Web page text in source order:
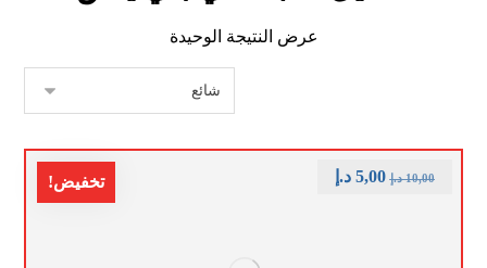
عرض النتيجة الوحيدة
تخفيض! 10,00 د.إ 5,00 د.إ